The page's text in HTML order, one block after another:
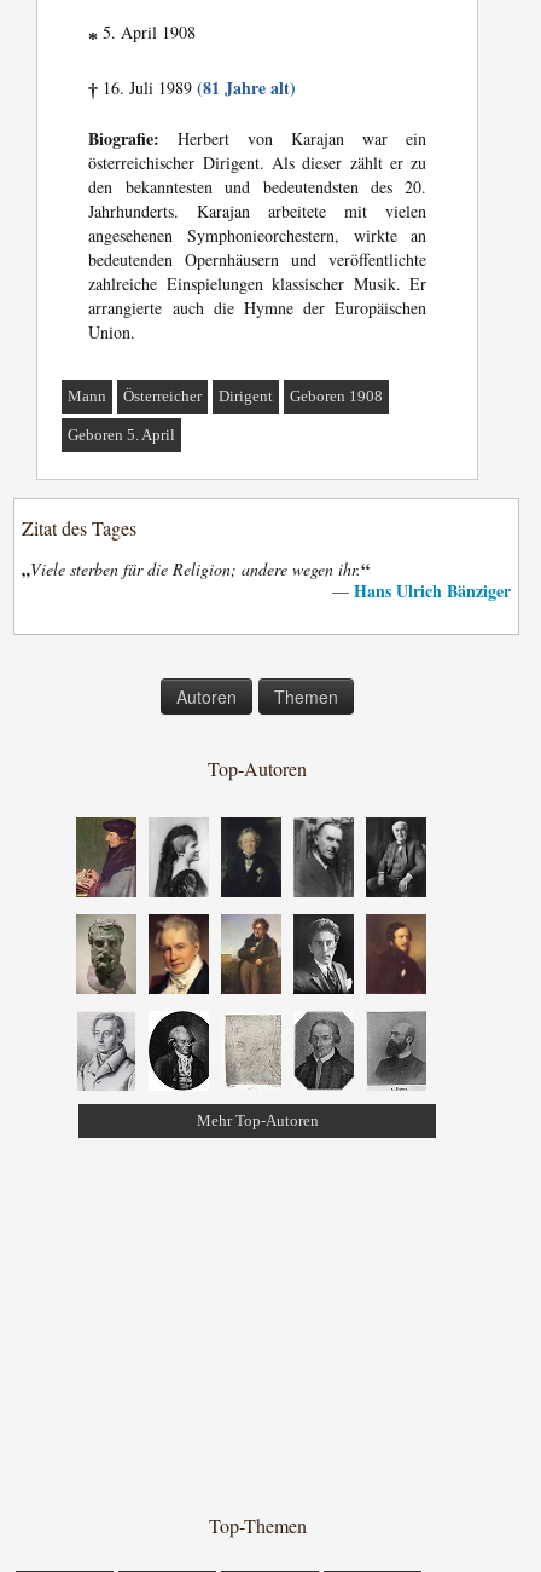
* 5. April 1908
† 16. Juli 1989(81 Jahre alt)
Biografie: Herbert von Karajan war ein
österreichischer Dirigent. Als dieser zählt er zu
den bekanntesten und bedeutendsten des 20.
Jahrhunderts. Karajan arbeitete mit vielen
angesehenen Symphonieorchestern, wirkte an
bedeutenden Opernhäusern und veröffentlichte
zahlreiche Einspielungen klassischer Musik. Er
arrangierte auch die Hymne der Europäischen
Union.
Mann Österreicher Dirigent Geboren 1908
Geboren 5. April
Zitat des Tages
„Viele sterben für die Religion; andere wegen ihr.“
— Hans Ulrich Bänziger
Autoren Themen
Top-Autoren
Mehr Top-Autoren
Top-Themen